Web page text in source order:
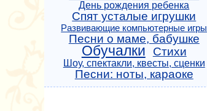
День рождения ребенка
Спят усталые игрушки
Развивающие компьютерные игры
Песни о маме, бабушке
Обучалки Стихи
Шоу, спектакли, квесты, сценки
Песни: ноты, караоке